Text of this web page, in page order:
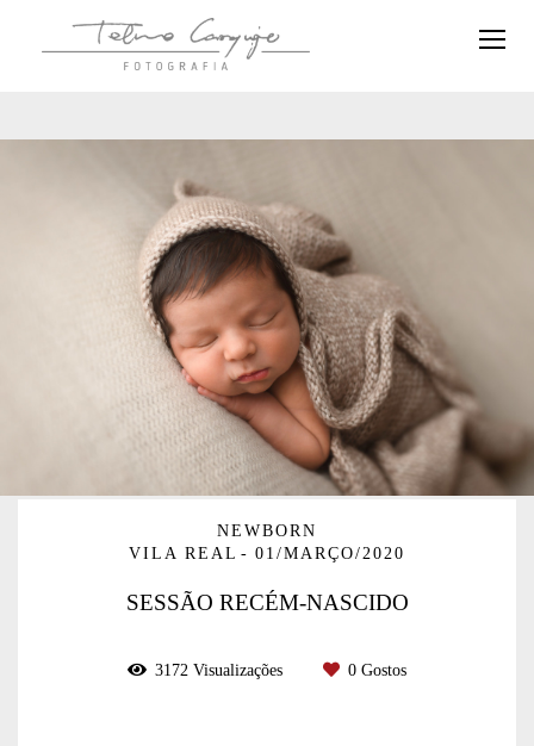
NEWBORN
VILA REAL
01/MARÇO/2020
SESSÃO RECÉM-NASCIDO
3172 Visualizações 0 Gostos